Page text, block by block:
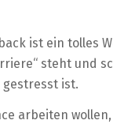
ist ein tolles
steht und
gestresst ist.
arbeiten